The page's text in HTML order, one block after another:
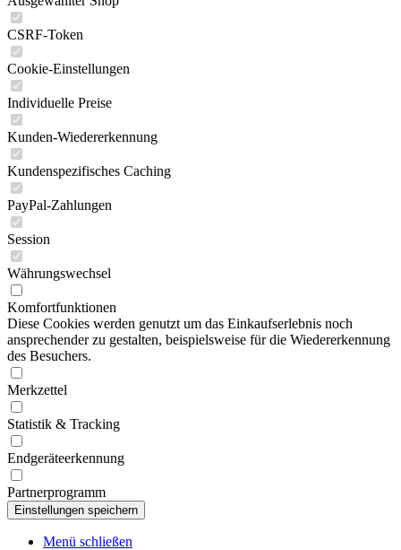
CSRF-Token
Cookie-Einstellungen
Individuelle Preise
Kunden-Wiedererkennung
Kundenspezifisches Caching
PayPal-Zahlungen
Session
Währungswechsel
Komfortfunktionen
Diese Cookies werden genutzt um das Einkaufserlebnis noch
ansprechender zu gestalten, beispielsweise für die Wiedererkennung
des Besuchers.
Merkzettel
Statistik & Tracking
Endgeräteerkennung
Partnerprogramm
Menü schließen